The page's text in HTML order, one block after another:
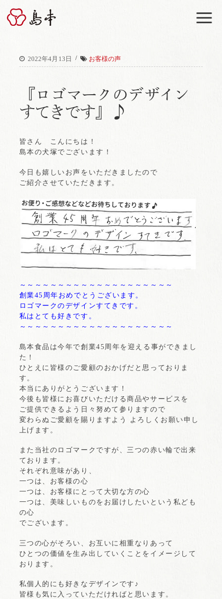
2022年4月13日 / お客様の声
『ロゴマークのデザイン
すてきです』♪
皆さん こんにちは！
島本の犬塚でございます！
今日も嬉しいお声をいただきましたので
ご紹介させていただきます。
～～～～～～～～～～～～～～～～～～～～
創業45周年おめでとうございます。
ロゴマークのデザインすてきです。
私はとても好きです。
～～～～～～～～～～～～～～～～～～～～
島本食品は今年で創業45周年を迎える事ができまし
た！
ひとえに皆様のご愛顧のおかげだと思っておりま
す。
本当にありがとうございます！
今後も皆様にお喜びいただける商品やサービスを
ご提供できるよう日々努めて参りますので
変わらぬご愛顧を賜りますよう よろしくお願い申し
上げます。
また当社のロゴマークですが、三つの赤い輪で出来
ております。
それぞれ意味があり、
一つは、お客様の心
一つは、お客様にとって大切な方の心
一つは、美味しいものをお届けしたいという私ども
の心
でございます。
三つの心がそろい、お互いに相重なりあって
ひとつの価値を生み出していくことをイメージして
おります。
私個人的にも好きなデザインです♪
皆様も気に入っていただければと思います。